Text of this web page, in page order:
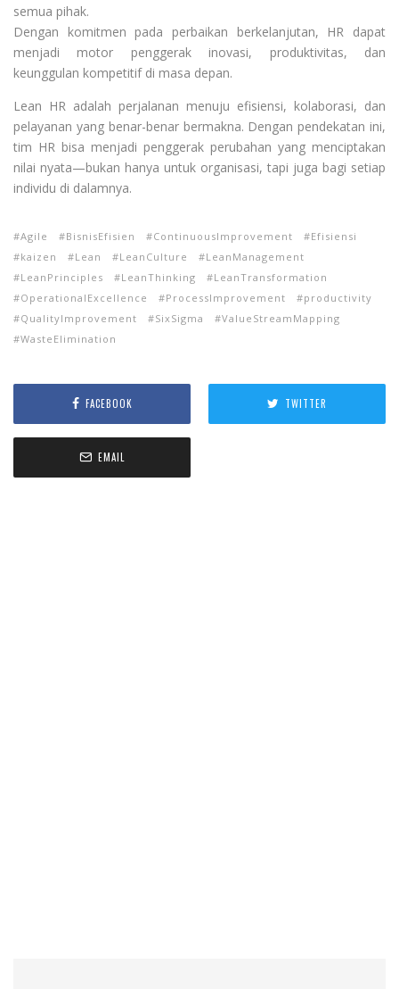
semua pihak.
Dengan komitmen pada perbaikan berkelanjutan, HR dapat
menjadi motor penggerak inovasi, produktivitas, dan
keunggulan kompetitif di masa depan.
Lean HR adalah perjalanan menuju efisiensi, kolaborasi, dan
pelayanan yang benar-benar bermakna. Dengan pendekatan ini,
tim HR bisa menjadi penggerak perubahan yang menciptakan
nilai nyata—bukan hanya untuk organisasi, tapi juga bagi setiap
individu di dalamnya.
Agile BisnisEfisien ContinuousImprovement
Efisiensi
kaizen
Lean LeanCulture
LeanManagement
LeanPrinciples
LeanThinking
LeanTransformation
OperationalExcellence
ProcessImprovement
productivity
QualityImprovement
SixSigma
ValueStreamMapping
WasteElimination
FACEBOOK TWITTER
EMAIL